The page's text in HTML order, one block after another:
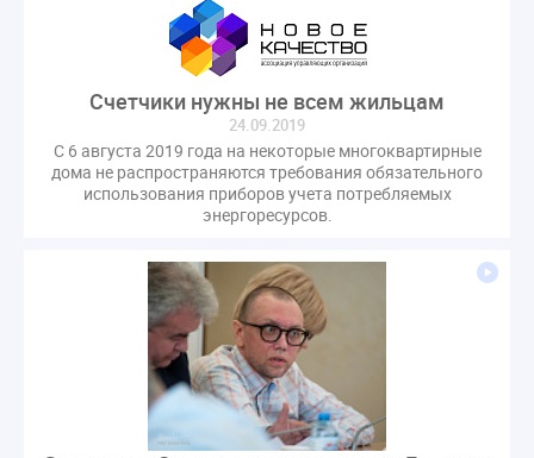
Счетчики нужны не всем жильцам
24.09.2019
С 6 августа 2019 года на некоторые многоквартирные
дома не распространяются требования обязательного
использования приборов учета потребляемых
энергоресурсов.